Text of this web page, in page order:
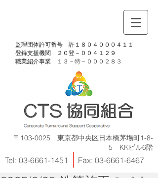
​監理団体許可番号 許１８０４０００４１１
​登録支援機関 ２０登－００４１２９
​職業紹介事業
１３－特－ ０００２８３
〒103-0025 東京都中央区日本橋茅場町1-8-
5 KKビル6階
Tel: 03-6661-1451 Fax: 03-6661-6467